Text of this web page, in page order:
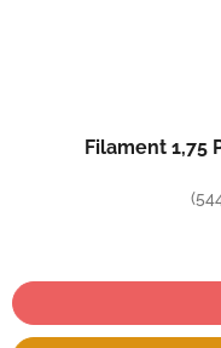
Filament 1,75